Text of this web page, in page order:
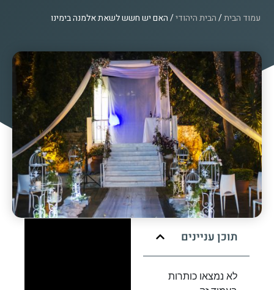
עמוד הבית/הבית היהודי/ האם יש חשש לשאת אלמנה בימינו
תוכן עניינים
לא נמצאו כותרות